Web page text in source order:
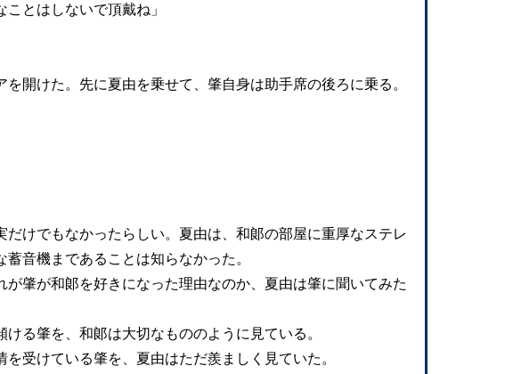
とはしないで頂戴ね」
開けた。先に夏由を乗せて、肇自身は助手席の後ろに乗る。
けでもなかったらしい。夏由は、和郞の部屋に重厚なステレ
音機まであることは知らなかった。
肇が和郞を好きになった理由なのか、夏由は肇に聞いてみた
る肇を、和郞は大切なもののように見ている。
受けている肇を、夏由はただ羨ましく見ていた。